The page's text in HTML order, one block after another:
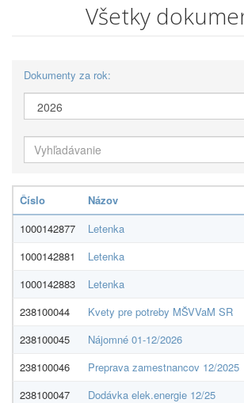
Všetky
Dokumenty za rok:
Číslo Názov
1000142877
Letenka
1000142881
Letenka
1000142883
Letenka
238100044
Kvety pre potreby MŠVVaM SR
238100045
Nájomné 01-12/2026
238100046
Preprava zamestnancov 12/2025
238100047
Dodávka elek.energie 12/25